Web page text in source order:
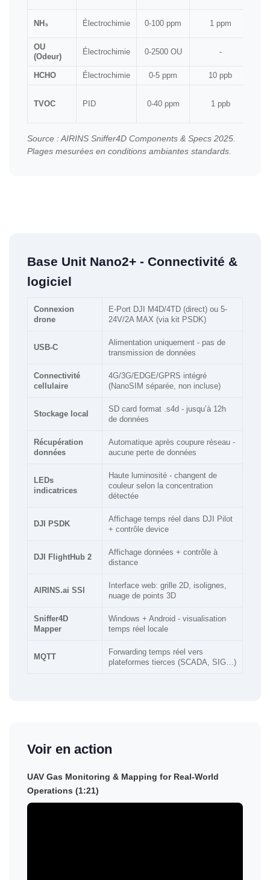
NH₃ Électrochimie 0-100 ppm 1 ppm
OU
(Odeur)
Électrochimie 0-2500 OU -
HCHO Électrochimie 0-5 ppm 10 ppb
TVOC PID 0-40 ppm 1 ppb
Source : AIRINS Sniffer4D Components & Specs 2025.
Plages mesurées en conditions ambiantes standards.
Base Unit Nano2+ - Connectivité &
logiciel
Connexion
drone
E-Port DJI M4D/4TD (direct) ou 5-
24V/2A MAX (via kit PSDK)
USB-C
Alimentation uniquement - pas de
transmission de données
Connectivité
cellulaire
4G/3G/EDGE/GPRS intégré
(NanoSIM séparée, non incluse)
Stockage local
SD card format .s4d - jusqu’à 12h
de données
Récupération
données
Automatique après coupure réseau -
aucune perte de données
LEDs
indicatrices
Haute luminosité - changent de
couleur selon la concentration
détectée
DJI PSDK
Affichage temps réel dans DJI Pilot
+ contrôle device
DJI FlightHub 2
Affichage données + contrôle à
distance
AIRINS.ai SSI
Interface web: grille 2D, isolignes,
nuage de points 3D
Sniffer4D
Mapper
Windows + Android - visualisation
temps réel locale
MQTT
Forwarding temps réel vers
plateformes tierces (SCADA, SIG…)
Voir en action
UAV Gas Monitoring & Mapping for Real-World
Operations (1:21)